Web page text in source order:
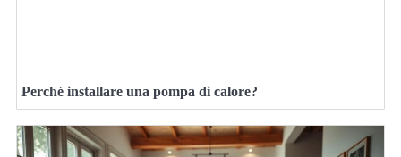
Perché installare una pompa di calore?